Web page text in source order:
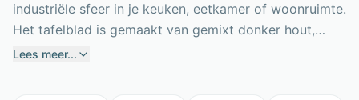
industriële sfeer in je keuken, eetkamer of woonruimte.
Het tafelblad is gemaakt van gemixt donker hout,
zorgvuldig geselecteerd op unieke nerven, scheurtjes
Lees meer...